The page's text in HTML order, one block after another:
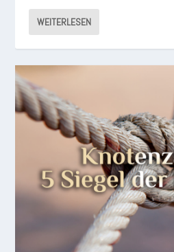
WEITERLESEN